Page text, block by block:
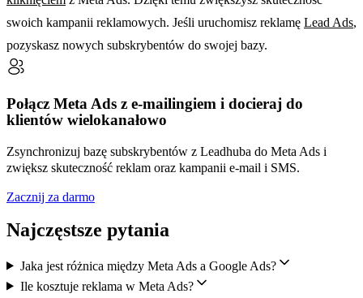
swoich kampanii reklamowych. Jeśli uruchomisz reklamę Lead Ads,
pozyskasz nowych subskrybentów do swojej bazy.
Połącz Meta Ads z e-mailingiem i docieraj do
klientów wielokanałowo
Zsynchronizuj bazę subskrybentów z Leadhuba do Meta Ads i
zwiększ skuteczność reklam oraz kampanii e-mail i SMS.
Zacznij za darmo
Najczęstsze pytania
Jaka jest różnica między Meta Ads a Google Ads?
Ile kosztuje reklama w Meta Ads?